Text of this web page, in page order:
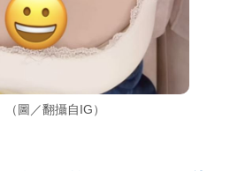
圖／翻攝自IG）